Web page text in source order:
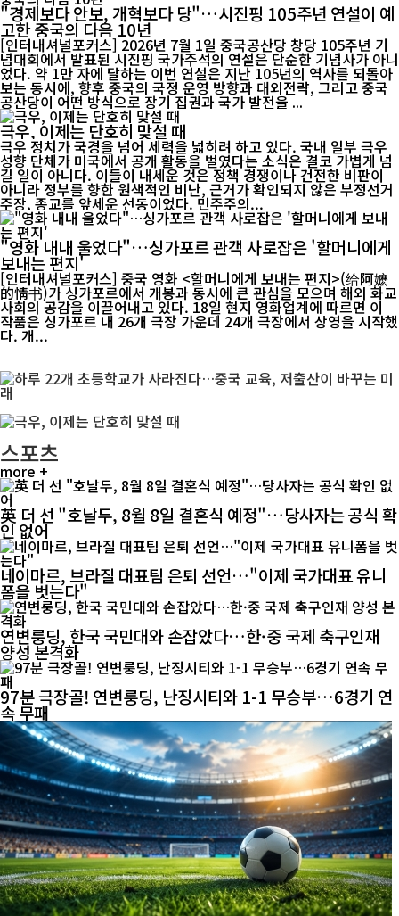
"경제보다 안보, 개혁보다 당"…시진핑 105주년 연설이 예
고한 중국의 다음 10년
[인터내셔널포커스] 2026년 7월 1일 중국공산당 창당 105주년 기
념대회에서 발표된 시진핑 국가주석의 연설은 단순한 기념사가 아니
었다. 약 1만 자에 달하는 이번 연설은 지난 105년의 역사를 되돌아
보는 동시에, 향후 중국의 국정 운영 방향과 대외전략, 그리고 중국
공산당이 어떤 방식으로 장기 집권과 국가 발전을 ...
극우, 이제는 단호히 맞설 때
극우 정치가 국경을 넘어 세력을 넓히려 하고 있다. 국내 일부 극우
성향 단체가 미국에서 공개 활동을 벌였다는 소식은 결코 가볍게 넘
길 일이 아니다. 이들이 내세운 것은 정책 경쟁이나 건전한 비판이
아니라 정부를 향한 원색적인 비난, 근거가 확인되지 않은 부정선거
주장, 종교를 앞세운 선동이었다. 민주주의...
"영화 내내 울었다"…싱가포르 관객 사로잡은 '할머니에게
보내는 편지'
[인터내셔널포커스] 중국 영화 <할머니에게 보내는 편지>(给阿嬷
的情书)가 싱가포르에서 개봉과 동시에 큰 관심을 모으며 해외 화교
사회의 공감을 이끌어내고 있다. 18일 현지 영화업계에 따르면 이
작품은 싱가포르 내 26개 극장 가운데 24개 극장에서 상영을 시작했
다. 개...
스포츠
more +
英 더 선 "호날두, 8월 8일 결혼식 예정"…당사자는 공식 확
인 없어
네이마르, 브라질 대표팀 은퇴 선언…"이제 국가대표 유니
폼을 벗는다"
연변룽딩, 한국 국민대와 손잡았다…한·중 국제 축구인재
양성 본격화
97분 극장골! 연변룽딩, 난징시티와 1-1 무승부…6경기 연
속 무패